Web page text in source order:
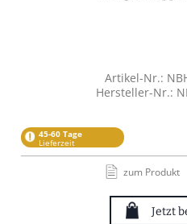
Artikel-Nr.:
Hersteller-Nr.:
45-60 Tage
Lieferzeit
zum Produkt
Jetzt